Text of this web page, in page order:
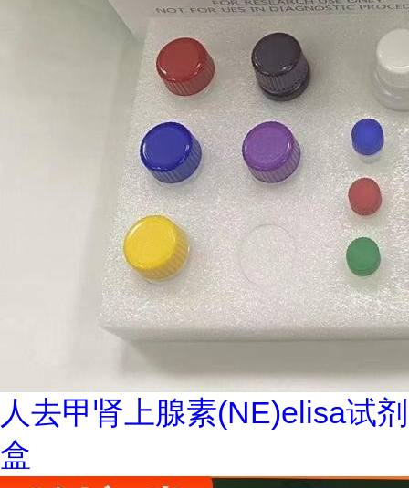
人去甲肾上腺素(NE)elisa试剂
盒